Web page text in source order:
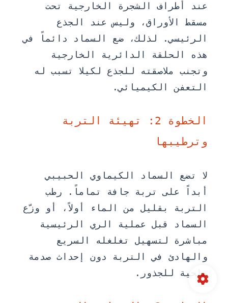
عند أطراف الشجرة الخارجية تحت
مسقط الأوراق، وليس عند الجذع
الرئيسي. لذلك، ضع السماد دائماً في
هذه الحلقة الدائرية الخارجية
وتجنب ملاصقته للجذع لكيلا تسبب له
التعفن الكيميائي.
الخطوة 2: تهيئة التربة
وترطيبها
لا تضع السماد الكيماوي الحبيبي
أبداً على تربة جافة تماماً. رطب
التربة بقليل من الماء أولاً، أو وزّع
السماد قبل عملية الري الرئيسية
مباشرة لتسهيل تغلغله السريع
والهادئ في التربة دون إحداث صدمة
ملحية للجذور.